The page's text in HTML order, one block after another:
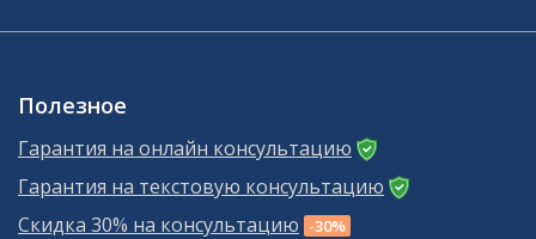
Полезное
Гарантия на онлайн консультацию
Гарантия на текстовую консультацию
Скидка 30% на консультацию -30%